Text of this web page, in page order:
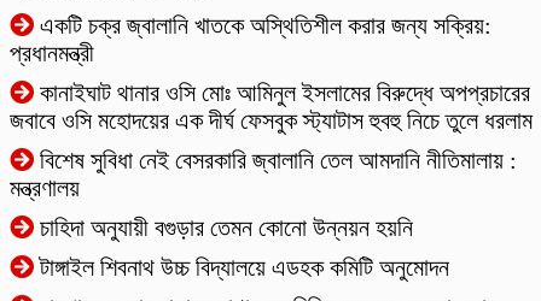
একটি চক্র জ্বালানি খাতকে অস্থিতিশীল করার জন্য সক্রিয়:
প্রধানমন্ত্রী
কানাইঘাট থানার ওসি মোঃ আমিনুল ইসলামের বিরুদ্ধে অপপ্রচারের
জবাবে ওসি মহোদয়ের এক দীর্ঘ ফেসবুক স্ট্যাটাস হুবহু নিচে তুলে
বিশেষ সুবিধা নেই বেসরকারি জ্বালানি তেল আমদানি নীতিমালায় :
মন্ত্রণালয়
চাহিদা অনুযায়ী বগুড়ার তেমন কোনো উন্নয়ন হয়নি
টাঙ্গাইল শিবনাথ উচ্চ বিদ্যালয়ে এডহক কমিটি অনুমোদন